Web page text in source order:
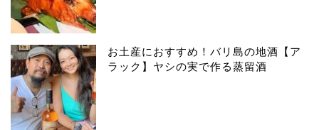
お土産におすすめ！バリ島の地酒【ア
ラック】ヤシの実で作る蒸留酒